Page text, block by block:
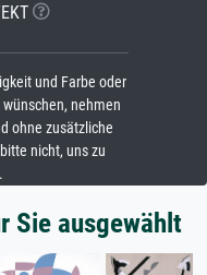
und Farbe oder
nehmen
ohne zusätzliche
nicht, uns zu
Sie ausgewählt